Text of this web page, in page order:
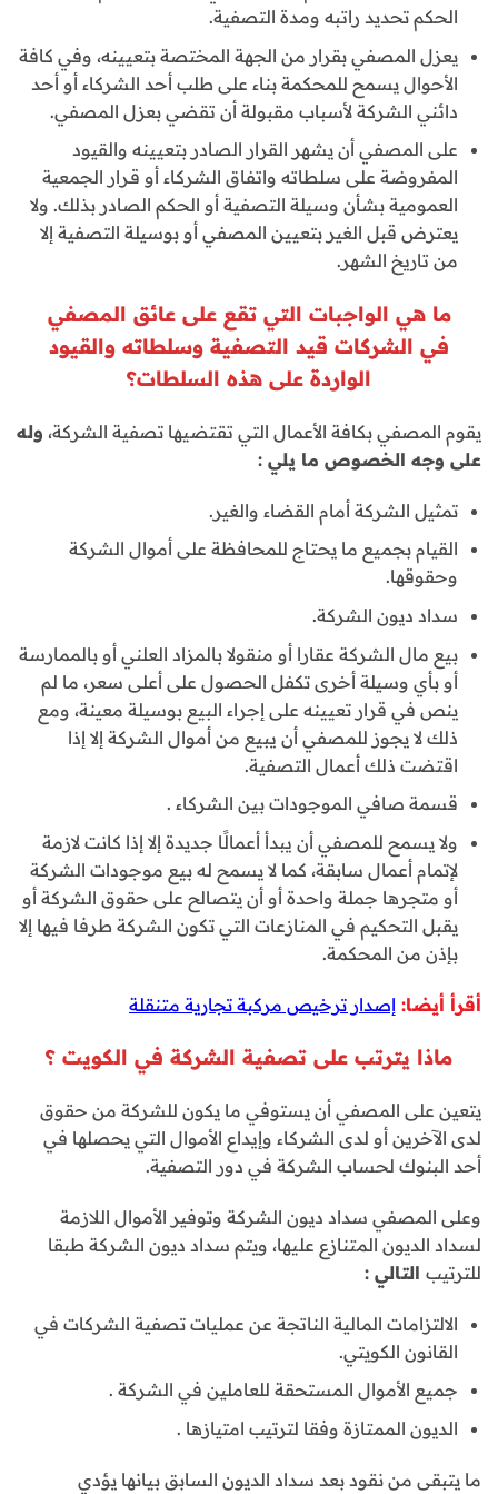
الحكم تحديد راتبه ومدة التصفية.
يعزل المصفي بقرار من الجهة المختصة بتعيينه، وفي كافة
الأحوال يسمح للمحكمة بناء على طلب أحد الشركاء أو أحد
دائني الشركة لأسباب مقبولة أن تقضي بعزل المصفي.
على المصفي أن يشهر القرار الصادر بتعيينه والقيود
المفروضة على سلطاته واتفاق الشركاء أو قـرار الجمعية
العمومية بشأن وسيلة التصفية أو الحكم الصادر بذلك. ولا
يعترض قبل الغير بتعيين المصفي أو بوسيلة التصفية إلا
من تاريخ الشهر.
ما هي الواجبات التي تقع على عائق المصفي
في الشركات قيد التصفية وسلطاته والقيود
الواردة على هذه السلطات؟
يقوم المصفي بكافة الأعمال التي تقتضيها تصفية الشركة، وله
على وجه الخصوص ما يلي :
تمثيل الشركة أمام القضاء والغير.
القيام بجميع ما يحتاج للمحافظة على أموال الشركة
وحقوقها.
سداد ديون الشركة.
بيع مال الشركة عقارا أو منقولا بالمزاد العلني أو بالممارسة
أو بأي وسيلة أخرى تكفل الحصول على أعلى سعر، ما لم
ينص في قرار تعيينه على إجراء البيع بوسيلة معينة، ومع
ذلك لا يجوز للمصفي أن يبيع من أموال الشركة إلا إذا
اقتضت ذلك أعمال التصفية.
قسمة صافي الموجودات بين الشركاء .
ولا يسمح للمصفي أن يبدأ أعمالًا جديدة إلا إذا كانت لازمة
لإتمام أعمال سابقة، كما لا يسمح له بيع موجودات الشركة
أو متجرها جملة واحدة أو أن يتصالح على حقوق الشركة أو
يقبل التحكيم في المنازعات التي تكون الشركة طرفا فيها إلا
بإذن من المحكمة.
أقرأ أيضا: إصدار ترخيص مركبة تجارية متنقلة
ماذا يترتب على تصفية الشركة في الكويت ؟
يتعين على المصفي أن يستوفي ما يكون للشركة من حقوق
لدى الآخرين أو لدى الشركاء وإيداع الأموال التي يحصلها في
أحد البنوك لحساب الشركة في دور التصفية.
وعلى المصفي سداد ديون الشركة وتوفير الأموال اللازمة
لسداد الديون المتنازع عليها، ويتم سداد ديون الشركة طبقا
للترتيب التالي :
الالتزامات المالية الناتجة عن عمليات تصفية الشركات في
القانون الكويتي.
جميع الأموال المستحقة للعاملين في الشركة .
الديون الممتازة وفقا لترتيب امتيازها .
ما يتبقى من نقود بعد سداد الديون السابق بيانها يؤدي